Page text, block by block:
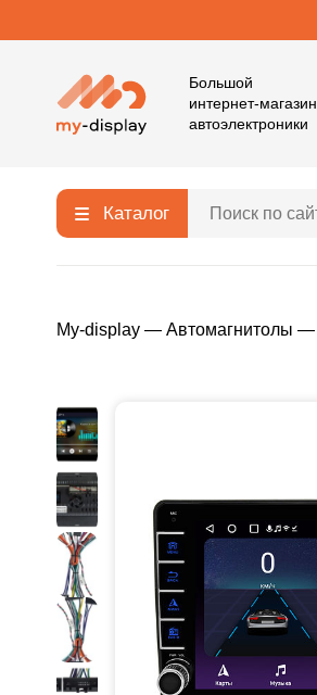
Большой
интернет-магазин
автоэлектроники
Каталог
My-display — Автомагнитолы —